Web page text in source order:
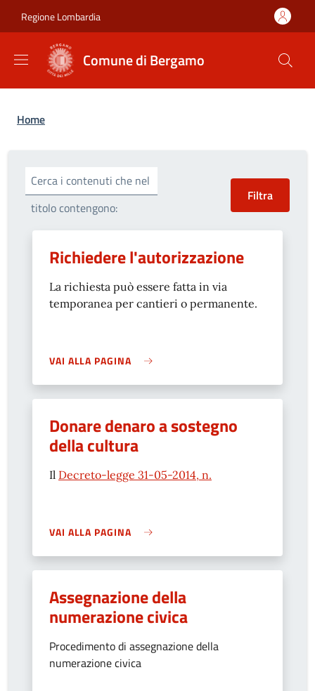
Regione Lombardia
Comune di Bergamo
Briciole di pane
Home
Cerca i contenuti che nel
titolo contengono:
Richiedere l'autorizzazione
La richiesta può essere fatta in via
temporanea per cantieri o permanente.
VAI ALLA PAGINA
Donare denaro a sostegno
della cultura
Il Decreto-legge 31-05-2014, n.
VAI ALLA PAGINA
Assegnazione della
numerazione civica
Procedimento di assegnazione della
numerazione civica